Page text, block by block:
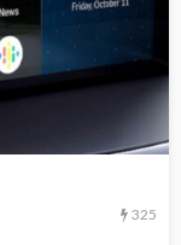
325